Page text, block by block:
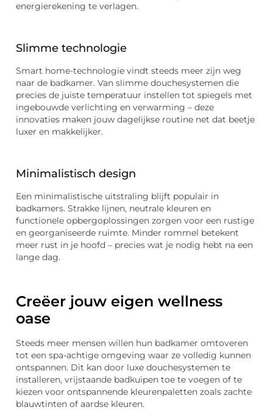
energierekening te verlagen.
Slimme technologie
Smart home-technologie vindt steeds meer zijn weg
naar de badkamer. Van slimme douchesystemen die
precies de juiste temperatuur instellen tot spiegels met
ingebouwde verlichting en verwarming – deze
innovaties maken jouw dagelijkse routine net dat beetje
luxer en makkelijker.
Minimalistisch design
Een minimalistische uitstraling blijft populair in
badkamers. Strakke lijnen, neutrale kleuren en
functionele opbergoplossingen zorgen voor een rustige
en georganiseerde ruimte. Minder rommel betekent
meer rust in je hoofd – precies wat je nodig hebt na een
lange dag.
Creëer jouw eigen wellness
oase
Steeds meer mensen willen hun badkamer omtoveren
tot een spa-achtige omgeving waar ze volledig kunnen
ontspannen. Dit kan door luxe douchesystemen te
installeren, vrijstaande badkuipen toe te voegen of te
kiezen voor ontspannende kleurenpaletten zoals zachte
blauwtinten of aardse kleuren.